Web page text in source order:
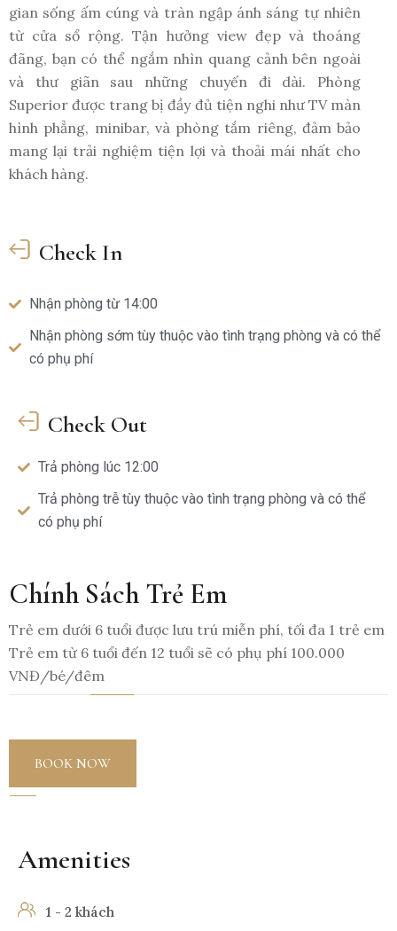
gian sống ấm cúng và tràn ngập ánh sáng tự nhiên
từ cửa sổ rộng. Tận hưởng view đẹp và thoáng
đãng, bạn có thể ngắm nhìn quang cảnh bên ngoài
và thư giãn sau những chuyến đi dài. Phòng
Superior được trang bị đầy đủ tiện nghi như TV màn
hình phẳng, minibar, và phòng tắm riêng, đảm bảo
mang lại trải nghiệm tiện lợi và thoải mái nhất cho
khách hàng.
Check In
Nhận phòng từ 14:00
Nhận phòng sớm tùy thuộc vào tình trạng phòng và có thể
có phụ phí
Check Out
Trả phòng lúc 12:00
Trả phòng trễ tùy thuộc vào tình trạng phòng và có thể
có phụ phí
Chính Sách Trẻ Em
Trẻ em dưới 6 tuổi được lưu trú miễn phí, tối đa 1 trẻ em
Trẻ em từ 6 tuổi đến 12 tuổi sẽ có phụ phí 100.000
VNĐ/bé/đêm
BOOK NOW
Amenities
1 - 2 khách